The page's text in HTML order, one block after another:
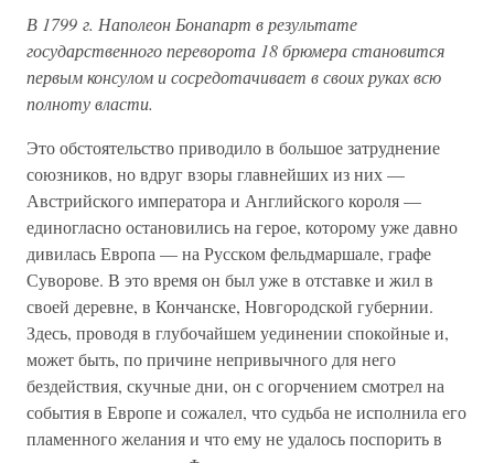
В 1799 г. Наполеон Бонапарт в результате
государственного переворота 18 брюмера становится
первым консулом и сосредотачивает в своих руках всю
полноту власти.
Это обстоятельство приводило в большое затруднение
союзников, но вдруг взоры главнейших из них —
Австрийского императора и Английского короля —
единогласно остановились на герое, которому уже давно
дивилась Европа — на Русском фельдмаршале, графе
Суворове. В это время он был уже в отставке и жил в
своей деревне, в Кончанске, Новгородской губернии.
Здесь, проводя в глубочайшем уединении спокойные и,
может быть, по причине непривычного для него
бездействия, скучные дни, он с огорчением смотрел на
события в Европе и сожалел, что судьба не исполнила его
пламенного желания и что ему не удалось поспорить в